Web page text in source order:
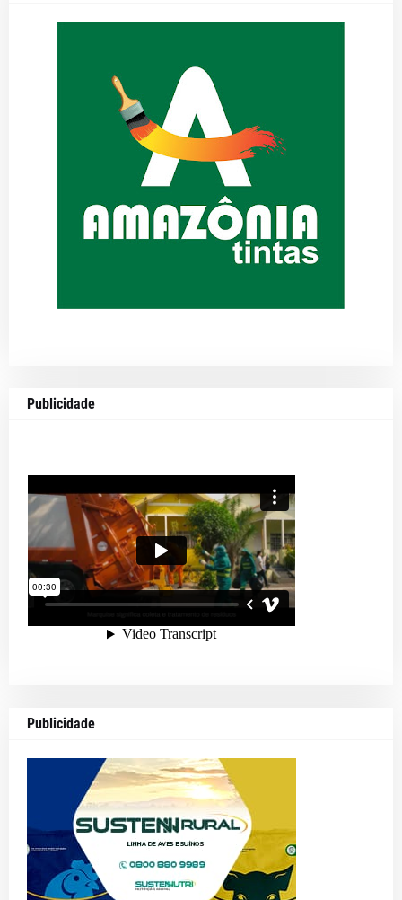
Publicidade
Publicidade